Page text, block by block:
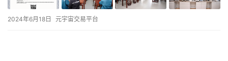
2024年6月18日 元宇宙交易平台